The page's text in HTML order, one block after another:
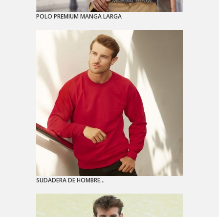
POLO PREMIUM MANGA LARGA
SUDADERA DE HOMBRE...